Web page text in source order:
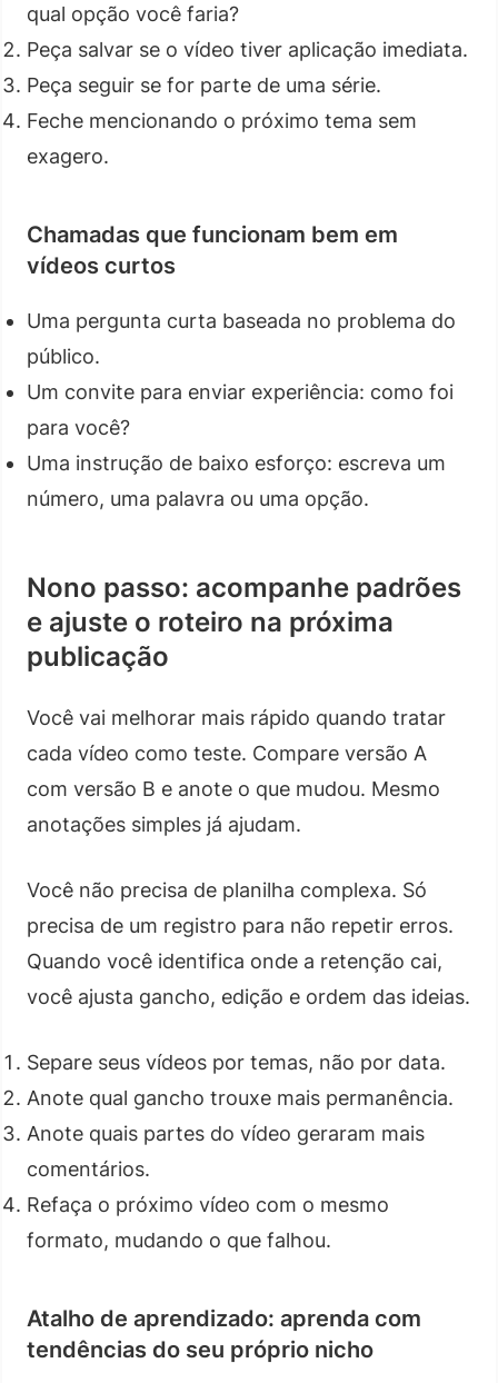
qual opção você faria?
Peça salvar se o vídeo tiver aplicação imediata.
Peça seguir se for parte de uma série.
Feche mencionando o próximo tema sem
exagero.
Chamadas que funcionam bem em
vídeos curtos
Uma pergunta curta baseada no problema do
público.
Um convite para enviar experiência: como foi
para você?
Uma instrução de baixo esforço: escreva um
número, uma palavra ou uma opção.
Nono passo: acompanhe padrões
e ajuste o roteiro na próxima
publicação
Você vai melhorar mais rápido quando tratar
cada vídeo como teste. Compare versão A
com versão B e anote o que mudou. Mesmo
anotações simples já ajudam.
Você não precisa de planilha complexa. Só
precisa de um registro para não repetir erros.
Quando você identifica onde a retenção cai,
você ajusta gancho, edição e ordem das ideias.
Separe seus vídeos por temas, não por data.
Anote qual gancho trouxe mais permanência.
Anote quais partes do vídeo geraram mais
comentários.
Refaça o próximo vídeo com o mesmo
formato, mudando o que falhou.
Atalho de aprendizado: aprenda com
tendências do seu próprio nicho